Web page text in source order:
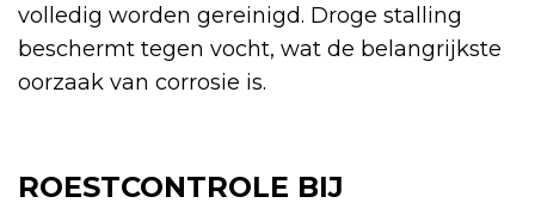
volledig worden gereinigd. Droge stalling
beschermt tegen vocht, wat de belangrijkste
oorzaak van corrosie is.
ROESTCONTROLE BIJ